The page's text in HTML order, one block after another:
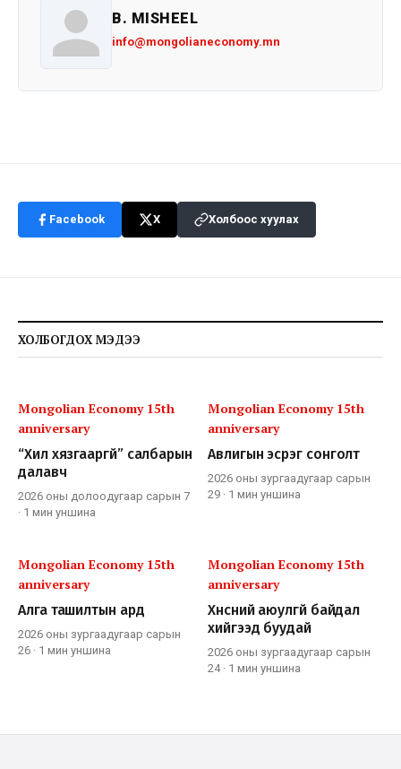
B. MISHEEL
info@mongolianeconomy.mn
Facebook X Холбоос хуулах
ХОЛБОГДОХ МЭДЭЭ
Mongolian Economy 15th
anniversary
“Хил хязгааргүй” салбарын
далавч
2026 оны долоодугаар сарын 7
· 1 мин уншина
Mongolian Economy 15th
anniversary
Авлигын эсрэг сонголт
2026 оны зургаадугаар сарын
29 · 1 мин уншина
Mongolian Economy 15th
anniversary
Алга ташилтын ард
2026 оны зургаадугаар сарын
26 · 1 мин уншина
Mongolian Economy 15th
anniversary
Хүнсний аюулгүй байдал
хийгээд буудай
2026 оны зургаадугаар сарын
24· 1 мин уншина